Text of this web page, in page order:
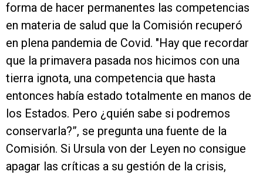
forma de hacer permanentes las competencias
en materia de salud que la Comisión recuperó
en plena pandemia de Covid. "Hay que recordar
que la primavera pasada nos hicimos con una
tierra ignota, una competencia que hasta
entonces había estado totalmente en manos de
los Estados. Pero ¿quién sabe si podremos
conservarla?”, se pregunta una fuente de la
Comisión. Si Ursula von der Leyen no consigue
apagar las críticas a su gestión de la crisis,